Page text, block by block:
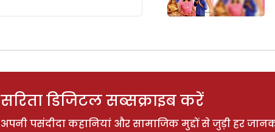
सरिता डिजिटल सब्सक्राइब करें
अपनी पसंदीदा कहानियां और सामाजिक मुद्दों से जुड़ी हर